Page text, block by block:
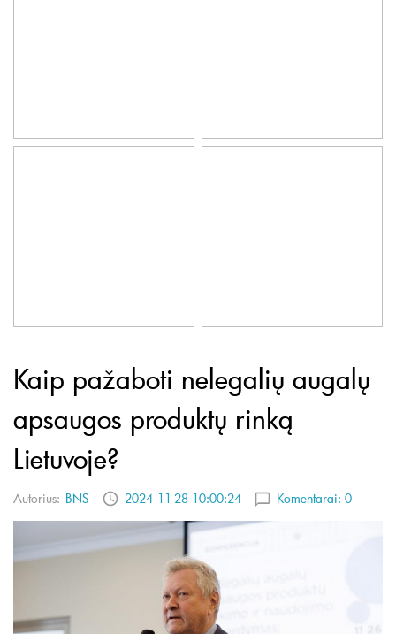
Kaip pažaboti nelegalių augalų
apsaugos produktų rinką
Lietuvoje?
Autorius: BNS 2024-11-28 10:00:24 Komentarai: 0